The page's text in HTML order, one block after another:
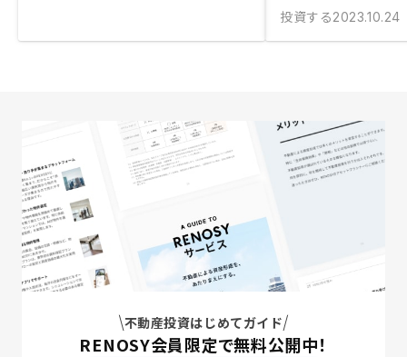
投資する2023.10.24
不動産投資はじめてガイド
RENOSY会員限定で無料公開中！